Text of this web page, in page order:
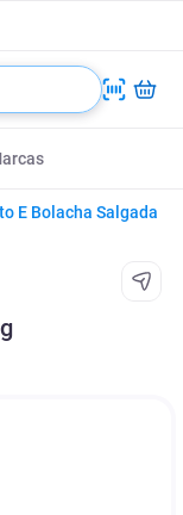
E Bolacha Salgada